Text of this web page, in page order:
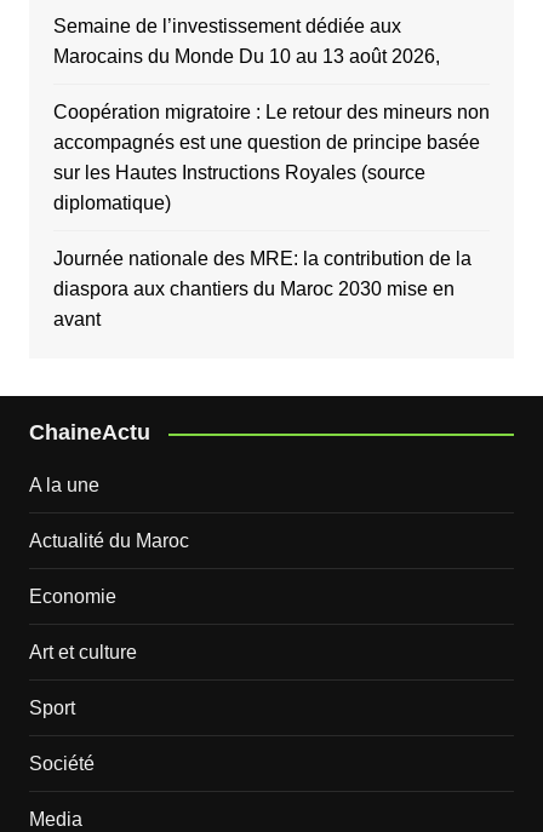
Semaine de l’investissement dédiée aux
Marocains du Monde Du 10 au 13 août 2026,
Coopération migratoire : Le retour des mineurs non
accompagnés est une question de principe basée
sur les Hautes Instructions Royales (source
diplomatique)
Journée nationale des MRE: la contribution de la
diaspora aux chantiers du Maroc 2030 mise en
avant
ChaineActu
A la une
Actualité du Maroc
Economie
Art et culture
Sport
Société
Media